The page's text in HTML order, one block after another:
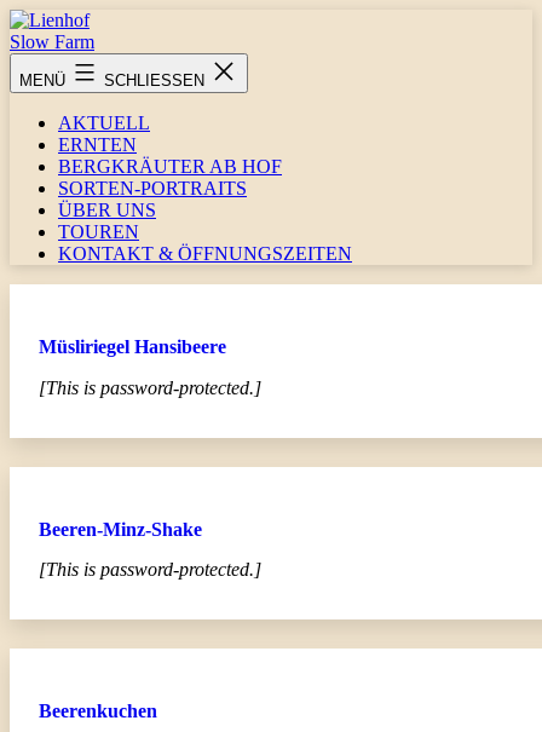
Zum
Inhalt
springen
Lienhof
Slow
MENÜ SCHLIESSEN
AKTUELL
ERNTEN
BERGKRÄUTER AB HOF
SORTEN-PORTRAITS
ÜBER UNS
TOUREN
KONTAKT & ÖFFNUNGSZEITEN
Müsliriegel Hansibeere
[This is password-protected.]
Beeren-Minz-Shake
[This is password-protected.]
Beerenkuchen